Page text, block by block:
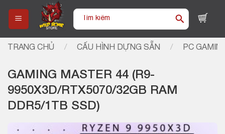
content
Tìm
TRANG CHỦ / CẤU HÌNH DỰNG SẴN / PC
GAMING MASTER 44 (R9-
9950X3D/RTX5070/32GB RAM
DDR5/1TB SSD)